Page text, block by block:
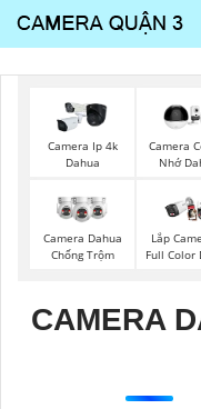
Camera Ip 4k
Dahua
Camera
Nhớ
Camera Dahua
Chống Trộm
Lắp
Full Color
CAMERA